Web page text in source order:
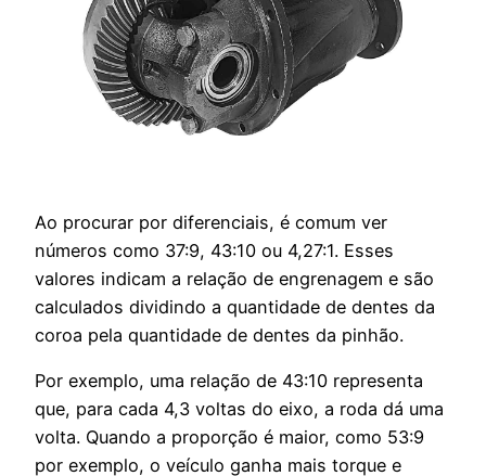
Ao procurar por diferenciais, é comum ver
números como 37:9, 43:10 ou 4,27:1. Esses
valores indicam a relação de engrenagem e são
calculados dividindo a quantidade de dentes da
coroa pela quantidade de dentes da pinhão.
Por exemplo, uma relação de 43:10 representa
que, para cada 4,3 voltas do eixo, a roda dá uma
volta. Quando a proporção é maior, como 53:9
por exemplo, o veículo ganha mais torque e